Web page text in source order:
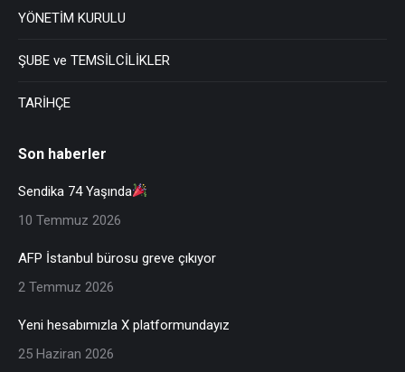
YÖNETİM KURULU
ŞUBE ve TEMSİLCİLİKLER
TARİHÇE
Son haberler
Sendika 74 Yaşında
10 Temmuz 2026
AFP İstanbul bürosu greve çıkıyor
2 Temmuz 2026
Yeni hesabımızla X platformundayız
25 Haziran 2026